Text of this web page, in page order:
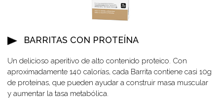
BARRITAS CON PROTEÍNA
Un delicioso aperitivo de alto contenido proteico. Con
aproximadamente 140 calorías, cada Barrita contiene casi 10g
de proteínas, que pueden ayudar a construir masa muscular
y aumentar la tasa metabólica.